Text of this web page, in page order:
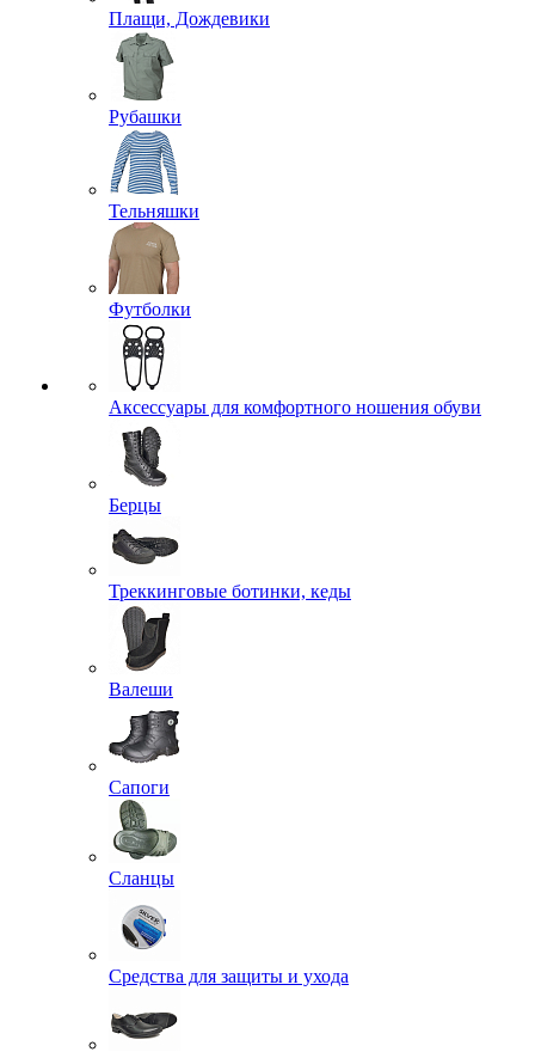
Плащи, Дождевики
Рубашки
Тельняшки
Футболки
Аксессуары для комфортного ношения обуви
Берцы
Треккинговые ботинки, кеды
Валеши
Сапоги
Сланцы
Средства для защиты и ухода